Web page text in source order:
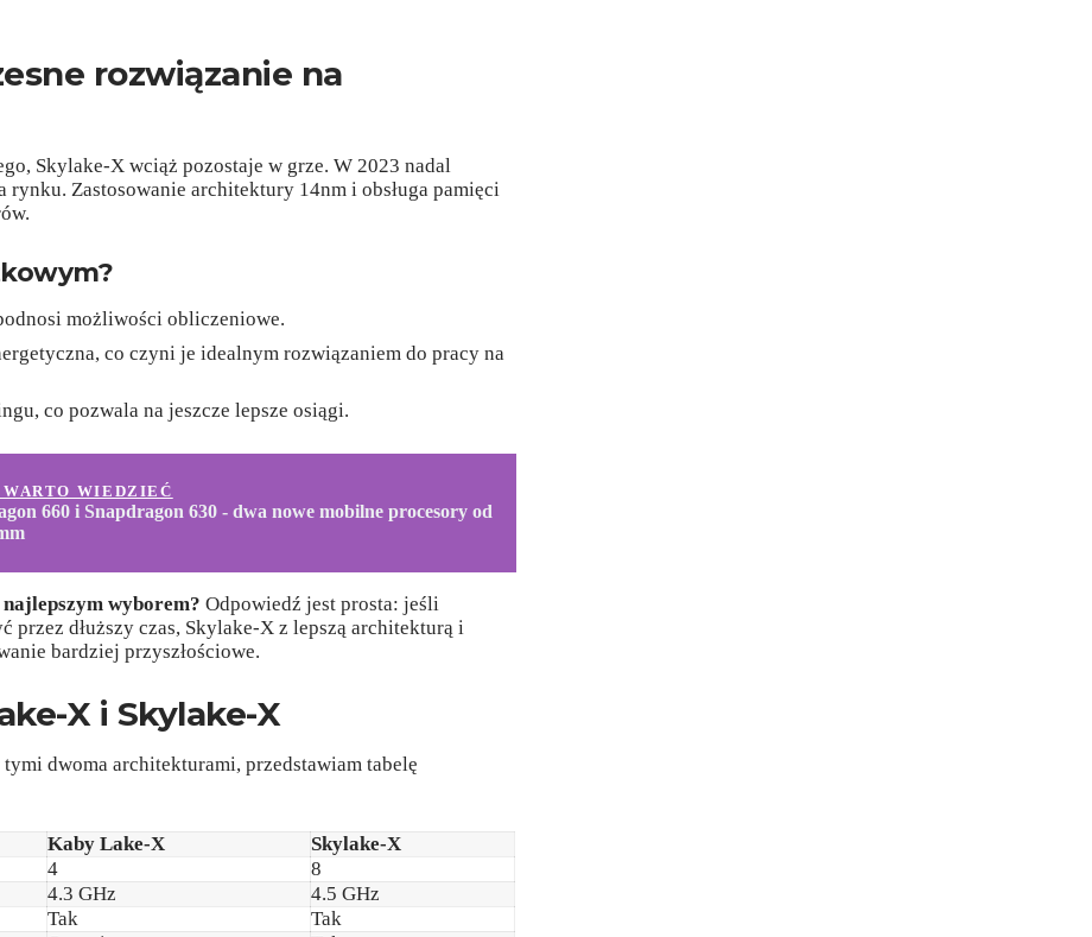
rozwiązanie na
Skylake-X wciąż pozostaje w grze. W 2023 nadal
Zastosowanie architektury 14nm i obsługa pamięci
możliwości obliczeniowe.
co czyni je idealnym rozwiązaniem do pracy na
co pozwala na jeszcze lepsze osiągi.
WIEDZIEĆ
660 i Snapdragon 630 - dwa nowe mobilne procesory od
wyborem? Odpowiedź jest prosta: jeśli
przez dłuższy czas, Skylake-X z lepszą architekturą i
bardziej przyszłościowe.
X i Skylake-X
dwoma architekturami, przedstawiam tabelę
Kaby Lake-X
Skylake-X
4
8
4.3 GHz
4.5 GHz
Tak
Tak